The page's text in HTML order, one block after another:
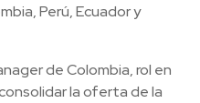
Perú, Ecuador y
de Colombia, rol en
la oferta de la